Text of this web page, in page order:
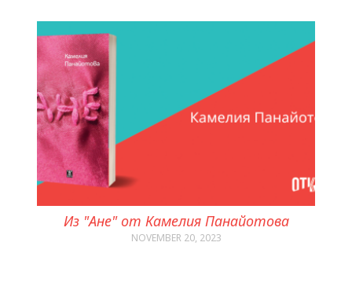
Из "Ане" от Камелия Панайотова
NOVEMBER 20, 2023